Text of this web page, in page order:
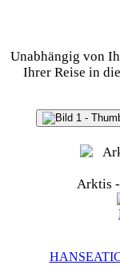
Unabhängig von
Ihrer Reise in
Arktis